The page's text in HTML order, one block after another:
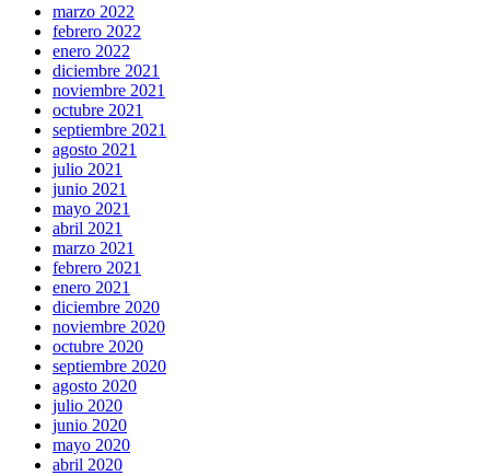
marzo 2022
febrero 2022
enero 2022
diciembre 2021
noviembre 2021
octubre 2021
septiembre 2021
agosto 2021
julio 2021
junio 2021
mayo 2021
abril 2021
marzo 2021
febrero 2021
enero 2021
diciembre 2020
noviembre 2020
octubre 2020
septiembre 2020
agosto 2020
julio 2020
junio 2020
mayo 2020
abril 2020